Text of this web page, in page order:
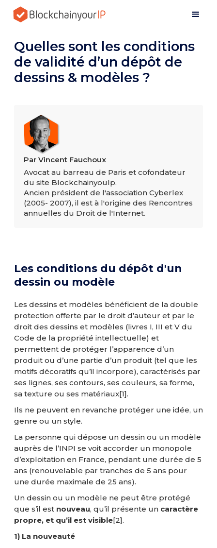
Quelles sont les conditions
de validité d’un dépôt de
dessins & modèles ?
Par Vincent Fauchoux
Avocat au barreau de Paris et cofondateur
du site BlockchainyouIp.
Ancien président de l'association Cyberlex
(2005- 2007), il est à l'origine des Rencontres
annuelles du Droit de l'Internet.
Les conditions du dépôt d'un
dessin ou modèle
Les dessins et modèles bénéficient de la double
protection offerte par le droit d’auteur et par le
droit des dessins et modèles (livres I, III et V du
Code de la propriété intellectuelle) et
permettent de protéger l’apparence d’un
produit ou d’une partie d’un produit (tel que les
motifs décoratifs qu’il incorpore), caractérisés par
ses lignes, ses contours, ses couleurs, sa forme,
sa texture ou ses matériaux[1].
Ils ne peuvent en revanche protéger une idée, un
genre ou un style.
La personne qui dépose un dessin ou un modèle
auprès de l’INPI se voit accorder un monopole
d’exploitation en France, pendant une durée de 5
ans (renouvelable par tranches de 5 ans pour
une durée maximale de 25 ans).
Un dessin ou un modèle ne peut être protégé
que s’il est nouveau, qu’il présente un caractère
propre, et qu’il est visible[2].
1) La nouveauté